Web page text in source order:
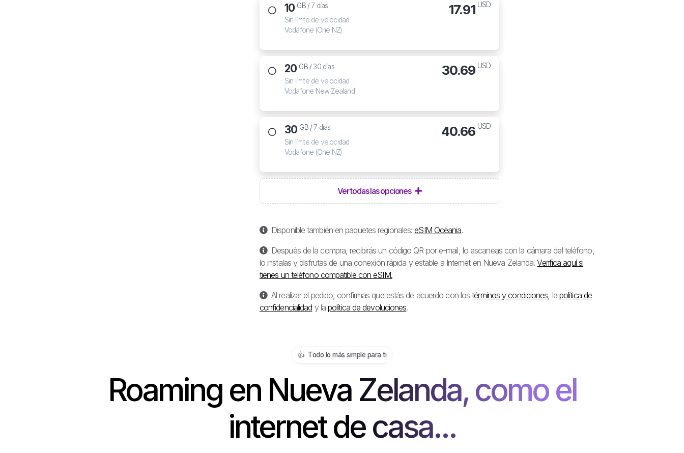
10 GB /7 días
Sin límite de velocidad
Vodafone (One NZ)
17.91 USD
20 GB /30 días
Sin límite de velocidad
Vodafone New Zealand
30.69 USD
30 GB /7 días
Sin límite de velocidad
Vodafone (One NZ)
40.66 USD
Ver todas las opciones
Disponible también en paquetes regionales:eSIM Oceania.
Después de la compra, recibirás un código QR por e-mail, lo escaneas con la cámara del teléfono,
lo instalas y disfrutas de una conexión rápida y estable a Internet en Nueva Zelanda.Verifica aquí si
tienes un teléfono compatible con eSIM.
Al realizar el pedido, confirmas que estás de acuerdo con lostérminos y condiciones , la política de
confidencialidad y lapolítica de devoluciones.
👍️ Todo lo más simple para ti
Roaming en Nueva Zelanda, como el
internet de casa...